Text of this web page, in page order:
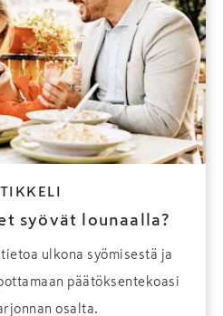
syövät lounaalla?
ulkona syömisestä ja
päätöksentekoasi
osalta.